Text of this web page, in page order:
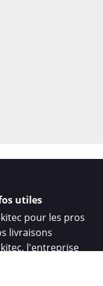
utiles
pour les pros
livraisons
l'entreprise